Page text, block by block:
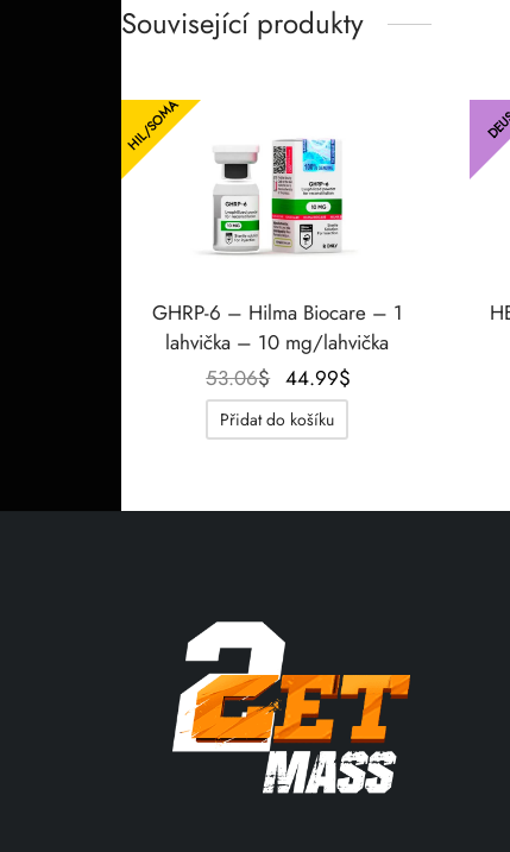
Související produkty
HIL/SOMA
GHRP-6 – Hilma Biocare – 1
lahvička – 10 mg/lahvička
53.06$ Původní
cena
byla:
44.99$
Přidat do košíku